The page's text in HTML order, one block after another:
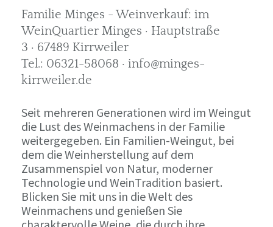
Familie Minges - Weinverkauf: im
WeinQuartier Minges · Hauptstraße
3 · 67489 Kirrweiler
Tel.: 06321-58068 · info@minges-
kirrweiler.de
Seit mehreren Generationen wird im Weingut
die Lust des Weinmachens in der Familie
weitergegeben. Ein Familien-Weingut, bei
dem die Weinherstellung auf dem
Zusammenspiel von Natur, moderner
Technologie und WeinTradition basiert.
Blicken Sie mit uns in die Welt des
Weinmachens und genießen Sie